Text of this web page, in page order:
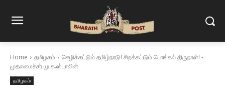
Home தமிழகம்
செழிக்கட்டும் தமிழ்நாடு! சிறக்கட்டும் பொங்கல் திருநாள்! -
முதலமைச்சர் மு.க.ஸ்டாலின்
தமிழகம்